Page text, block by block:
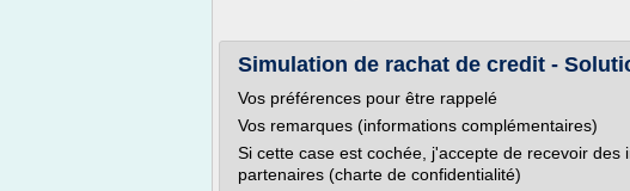
Simulation de rachat de credit -
Vos préférences pour être rappelé
Vos remarques (informations complémentaires)
Si cette case est cochée, j'accepte de recevoir
partenaires (charte de confidentialité)